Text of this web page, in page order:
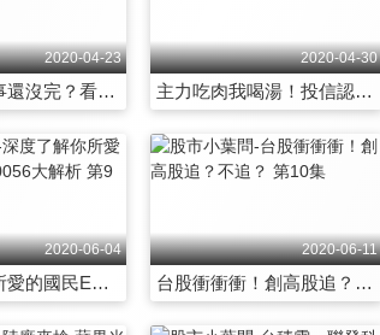
2020-04-23
負油價鬼故事還沒完？看好台積電怎麼買？ 第3集
2020-04-30
主力吃肉我喝湯！投信認養股這樣抓 第4集
2020-06-04
深度了解你所愛的國民ETF－0056大解析 第9集
2020-06-11
台股衝衝衝！創高股追？不追？ 第10集